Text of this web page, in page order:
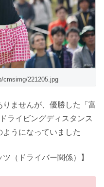
cmsimg/221205.jpg
ませんが、優勝した「富
ライビングディスタンス
うになっていました
（ドライバー関係）】